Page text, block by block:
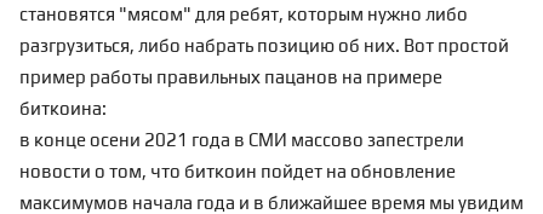
становятся "мясом" для ребят, которым нужно либо
разгрузиться, либо набрать позицию об них. Вот простой
пример работы правильных пацанов на примере
биткоина:
в конце осени 2021 года в СМИ массово запестрели
новости о том, что биткоин пойдет на обновление
максимумов начала года и в ближайшее время мы увидим